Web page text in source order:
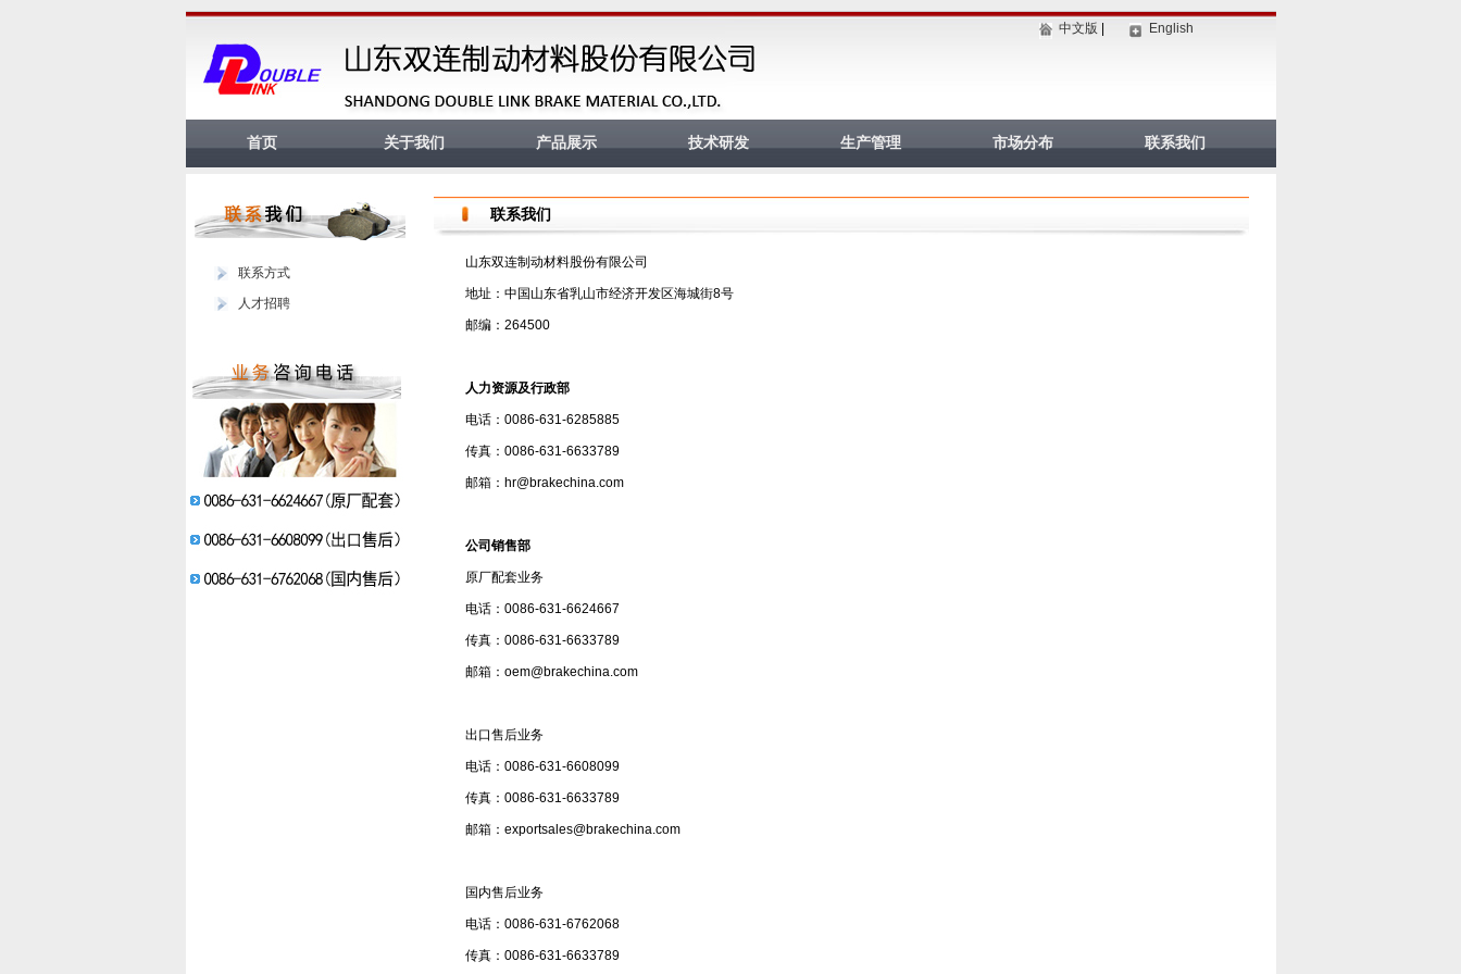
中文版 English
首页 关于我们 产品展示 技术研发 生产管理 市场分布 联系我们
联系方式
人才招聘
联系我们
山东双连制动材料股份有限公司
地址：中国山东省乳山市经济开发区海城街8号
邮编：264500
人力资源及行政部
电话：0086-631-6285885
传真：0086-631-6633789
邮箱：hr@brakechina.com
公司销售部
原厂配套业务
电话：0086-631-6624667
传真：0086-631-6633789
邮箱：oem@brakechina.com
出口售后业务
电话：0086-631-6608099
传真：0086-631-6633789
邮箱：exportsales@brakechina.com
国内售后业务
电话：0086-631-6762068
传真：0086-631-6633789